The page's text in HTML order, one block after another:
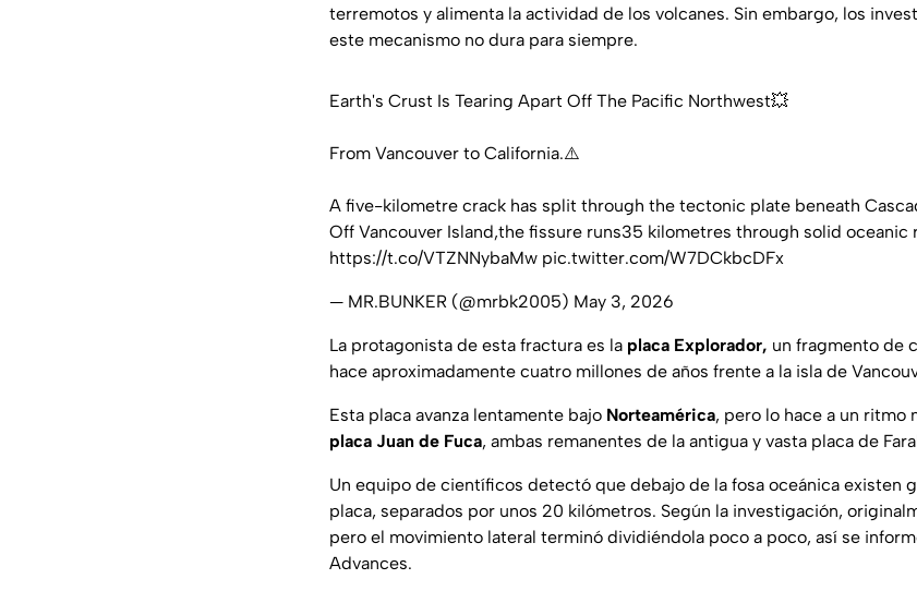
terremotos y alimenta la actividad de los volcanes. Sin embargo, los
este mecanismo no dura para siempre.
Earth's Crust Is Tearing Apart Off The Pacific Northwest💥
From Vancouver to California.⚠️
A five-kilometre crack has split through the tectonic plate beneath
Off Vancouver Island,the fissure runs35 kilometres through solid oceanic
https://t.co/VTZNNybaMw pic.twitter.com/W7DCkbcDFx
— MR.BUNKER (@mrbk2005) May 3, 2026
La protagonista de esta fractura es la placa Explorador, un fragmento de
hace aproximadamente cuatro millones de años frente a la isla de
Esta placa avanza lentamente bajo Norteamérica, pero lo hace a un ritmo
placa Juan de Fuca, ambas remanentes de la antigua y vasta placa de
Un equipo de científicos detectó que debajo de la fosa oceánica existen
placa, separados por unos 20 kilómetros. Según la investigación,
pero el movimiento lateral terminó dividiéndola poco a poco, así se
Advances.